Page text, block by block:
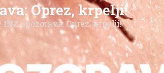
Oprez, krpelji!
INZ upozorava: Oprez, krpelji!